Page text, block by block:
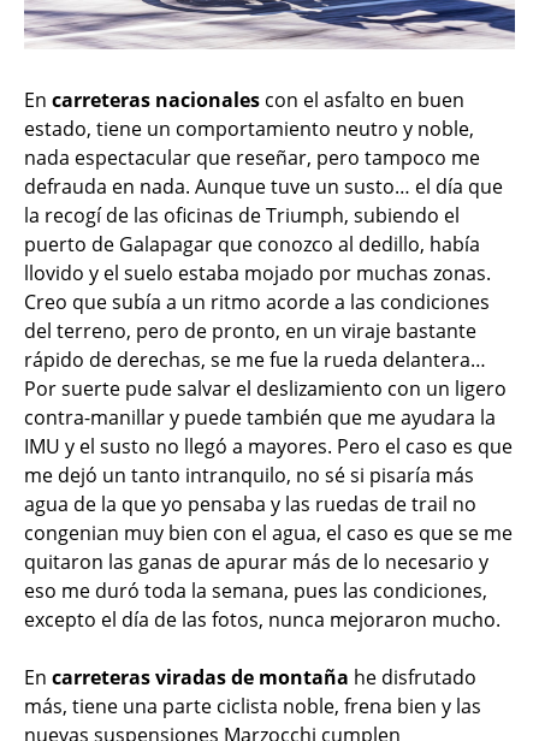
En carreteras nacionales con el asfalto en buen
estado, tiene un comportamiento neutro y noble,
nada espectacular que reseñar, pero tampoco me
defrauda en nada. Aunque tuve un susto… el día que
la recogí de las oficinas de Triumph, subiendo el
puerto de Galapagar que conozco al dedillo, había
llovido y el suelo estaba mojado por muchas zonas.
Creo que subía a un ritmo acorde a las condiciones
del terreno, pero de pronto, en un viraje bastante
rápido de derechas, se me fue la rueda delantera…
Por suerte pude salvar el deslizamiento con un ligero
contra-manillar y puede también que me ayudara la
IMU y el susto no llegó a mayores. Pero el caso es que
me dejó un tanto intranquilo, no sé si pisaría más
agua de la que yo pensaba y las ruedas de trail no
congenian muy bien con el agua, el caso es que se me
quitaron las ganas de apurar más de lo necesario y
eso me duró toda la semana, pues las condiciones,
excepto el día de las fotos, nunca mejoraron mucho.
En carreteras viradas de montaña he disfrutado
más, tiene una parte ciclista noble, frena bien y las
nuevas suspensiones Marzocchi cumplen